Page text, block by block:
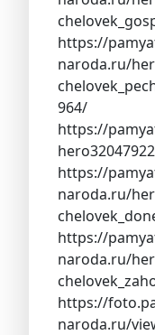
https://
naroda.ru/
964/
https://
https://
naroda.ru/
https://
naroda.ru/
https://
naroda.ru/